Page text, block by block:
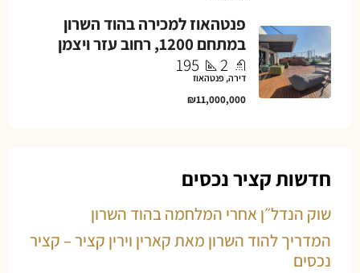
פנטהאוז למכירה בהוד השרון
במתחם 1200, רחוב עזר ויצמן
2
195
דירה, פנטהאוז
₪11,000,000
חדשות קציר נכסים
שוק הנדל״ן אחרי המלחמה בהוד השרון
המדריך להוד השרון מאת קארין וירין קציר – קציר
נכסים